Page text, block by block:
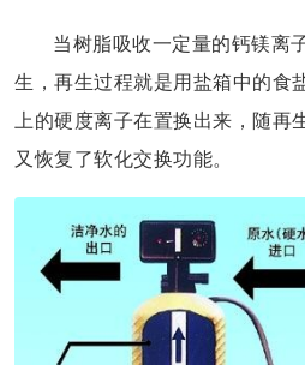
当树脂吸收一定量的钙镁离
生，再生过程就是用盐箱中的食
上的硬度离子在置换出来，随再
又恢复了软化交换功能。